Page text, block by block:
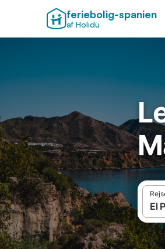
feriebolig-spanien
af Holidu